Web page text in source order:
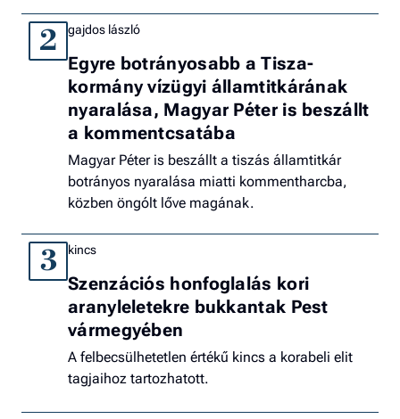
2 gajdos lászló
Egyre botrányosabb a Tisza-
kormány vízügyi államtitkárának
nyaralása, Magyar Péter is beszállt
a kommentcsatába
Magyar Péter is beszállt a tiszás államtitkár
botrányos nyaralása miatti kommentharcba,
közben öngólt lőve magának.
3 kincs
Szenzációs honfoglalás kori
aranyleletekre bukkantak Pest
vármegyében
A felbecsülhetetlen értékű kincs a korabeli elit
tagjaihoz tartozhatott.